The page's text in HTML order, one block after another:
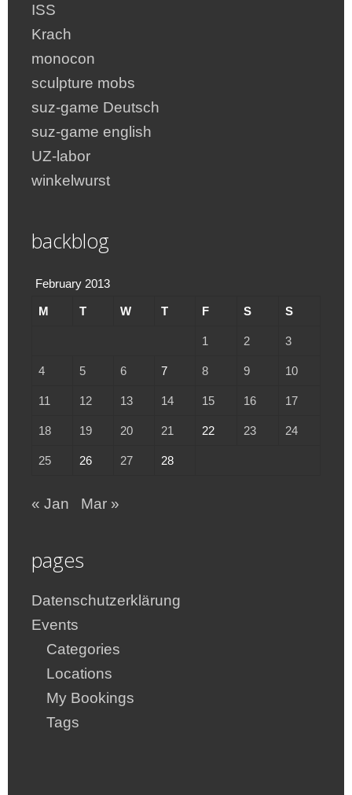
ISS
Krach
monocon
sculpture mobs
suz-game Deutsch
suz-game english
UZ-labor
winkelwurst
backblog
February 2013
M T W T F S S
1 2 3
4 5 6 7 8 9 10
11 12 13 14 15 16 17
18 19 20 21 22 23 24
25 26 27 28
« Jan Mar »
pages
Datenschutzerklärung
Events
Categories
Locations
My Bookings
Tags